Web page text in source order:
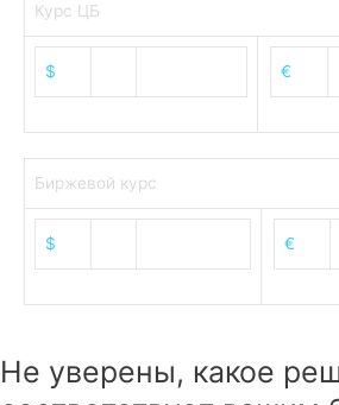
Курс ЦБ
$ €
Биржевой курс
$ €
Не уверены, какое